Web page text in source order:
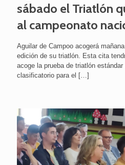
sábado el Triatlón
al campeonato
Aguilar de Campoo acogerá
edición de su triatlón. Esta cita
acoge la prueba de triatlón
clasificatorio para el […]